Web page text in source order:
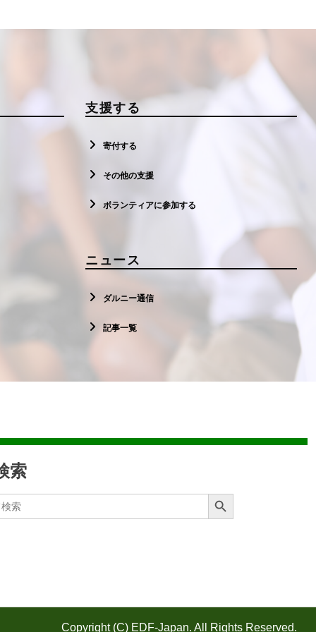
支援する
寄付する
その他の支援
ボランティアに参加する
ニュース
ダルニー通信
記事一覧
索
Search Button
Copyright (C) EDF-Japan. All Rights Reserved.